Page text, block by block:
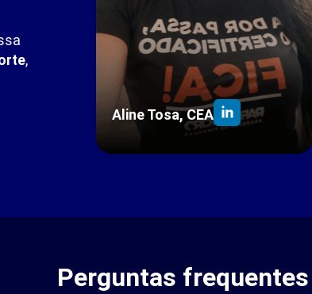
,
Aline Tosa, CEA
Perguntas frequentes